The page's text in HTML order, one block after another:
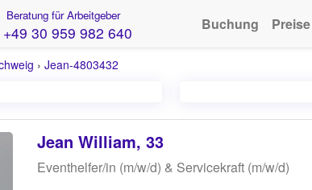
Beratung für Arbeitgeber
+49 30 959 982 640 Buchung Preise
› Jean-4803432
Jean William, 33
Eventhelfer/in (m/w/d) & Servicekraft (m/w/d)